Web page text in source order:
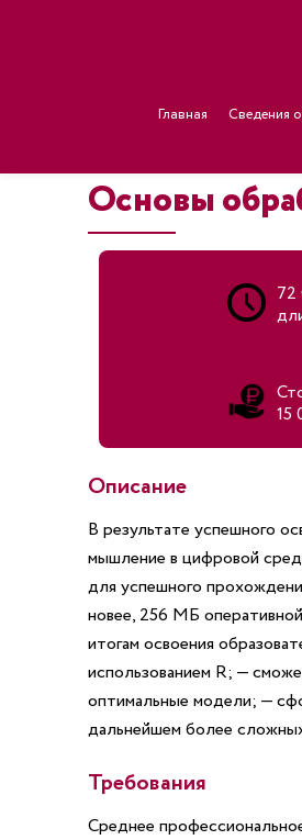
Главная Сведения
Основы
72
15
Описание
В результате успешного
мышление в цифровой
для успешного
новее, 256 МБ
итогам освоения
использованием R; —
оптимальные модели; —
дальнейшем более
Требования
Среднее